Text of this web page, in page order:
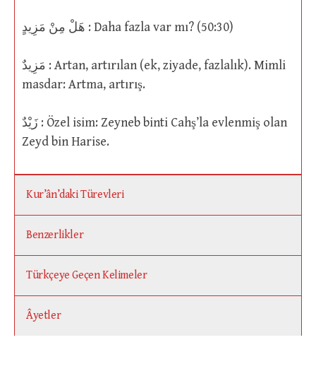
هَلْ مِنْ مَزِيدٍ : Daha fazla var mı? (50:30)
مَزِيدٌ : Artan, artırılan (ek, ziyade, fazlalık). Mimli
masdar: Artma, artırış.
زَيْدٌ : Özel isim: Zeyneb binti Cahş’la evlenmiş olan
Zeyd bin Harise.
Kur’ân’daki Türevleri
Benzerlikler
Türkçeye Geçen Kelimeler
Âyetler